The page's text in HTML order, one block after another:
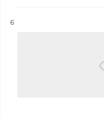
Résultat n°
6